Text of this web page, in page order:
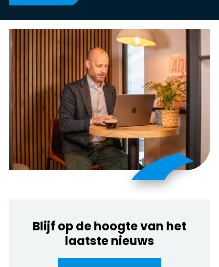
Blijf op de hoogte van het
laatste nieuws